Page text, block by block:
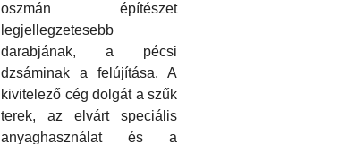
oszmán építészet
legjellegzetesebb
darabjának, a pécsi
dzsáminak a felújítása. A
kivitelező cég dolgát a szűk
terek, az elvárt speciális
anyaghasználat és a